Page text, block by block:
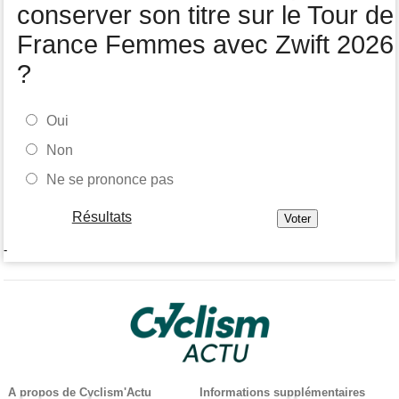
conserver son titre sur le Tour de
France Femmes avec Zwift 2026
?
Oui
Non
Ne se prononce pas
Résultats
-
A propos de Cyclism'Actu Informations supplémentaires